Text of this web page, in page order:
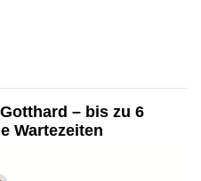
– bis zu 6
Wartezeiten